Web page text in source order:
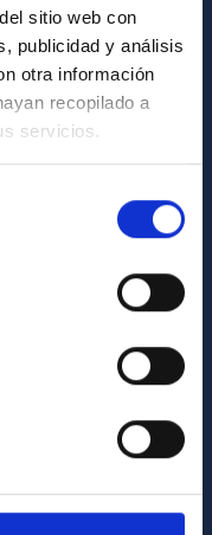
sitio web con
publicidad y análisis
otra información
recopilado a
servicios.